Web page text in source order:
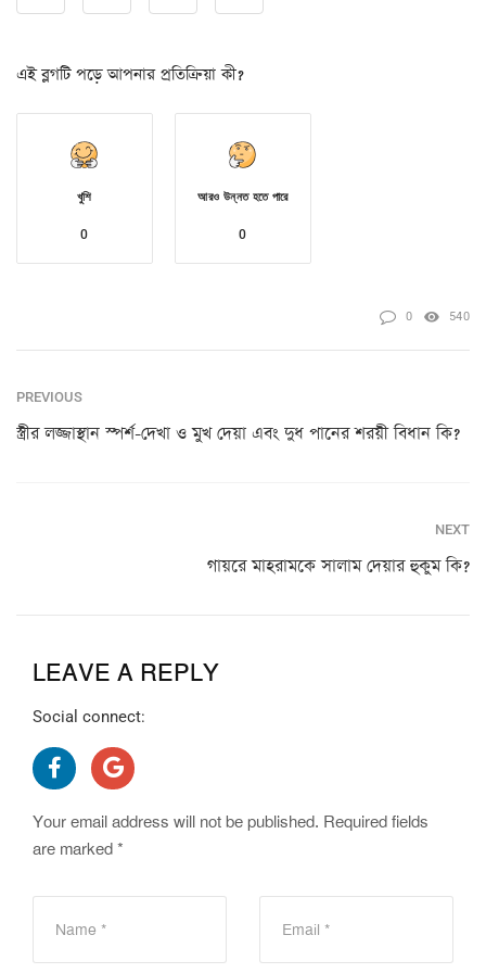
এই ব্লগটি পড়ে আপনার প্রতিক্রিয়া কী?
খুশি
0
আরও উন্নত হতে পারে
0
0 540
PREVIOUS
স্ত্রীর লজ্জাস্থান স্পর্শ-দেখা ও মুখ দেয়া এবং দুধ পানের শরয়ী বিধান কি?
NEXT
গায়রে মাহরামকে সালাম দেয়ার হুকুম কি?
LEAVE A REPLY
Social connect:
Your email address will not be published. Required fields
are marked *